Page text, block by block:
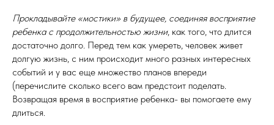
Прокладывайте «мостики» в будущее, соединяя восприятие
ребенка с продолжительностью жизни, как того, что длится
достаточно долго. Перед тем как умереть, человек живет
долгую жизнь, с ним происходит много разных интересных
событий и у вас еще множество планов впереди
(перечислите сколько всего вам предстоит поделать.
Возвращая время в восприятие ребенка- вы помогаете ему
длиться.